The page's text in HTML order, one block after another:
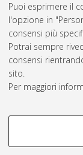
Puoi esprimere il
l'opzione in
consensi più
Potrai sempre
consensi
sito.
Per maggiori
COOKIE DI
Atom
Rss
2.0